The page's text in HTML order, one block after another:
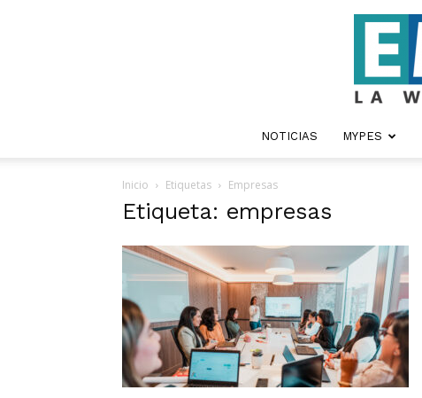
NOTICIAS MYPES
Inicio Etiquetas Empresas
Etiqueta: empresas